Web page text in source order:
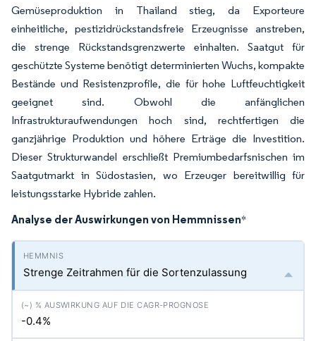
Gemüseproduktion in Thailand stieg, da Exporteure
einheitliche, pestizidrückstandsfreie Erzeugnisse anstreben,
die strenge Rückstandsgrenzwerte einhalten. Saatgut für
geschützte Systeme benötigt determinierten Wuchs, kompakte
Bestände und Resistenzprofile, die für hohe Luftfeuchtigkeit
geeignet sind. Obwohl die anfänglichen
Infrastrukturaufwendungen hoch sind, rechtfertigen die
ganzjährige Produktion und höhere Erträge die Investition.
Dieser Strukturwandel erschließt Premiumbedarfsnischen im
Saatgutmarkt in Südostasien, wo Erzeuger bereitwillig für
leistungsstarke Hybride zahlen.
Analyse der Auswirkungen von Hemmnissen*
Strenge Zeitrahmen für die Sortenzulassung
-0.4%